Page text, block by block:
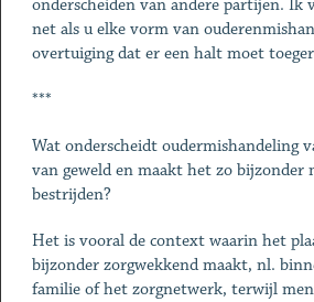
onderscheiden van andere partijen. Ik
net als u elke vorm van
overtuiging dat er een halt moet
***
Wat onderscheidt oudermishandeling
van geweld en maakt het zo
bestrijden?
Het is vooral de context waarin het
bijzonder zorgwekkend maakt, nl.
familie of het zorgnetwerk, terwijl